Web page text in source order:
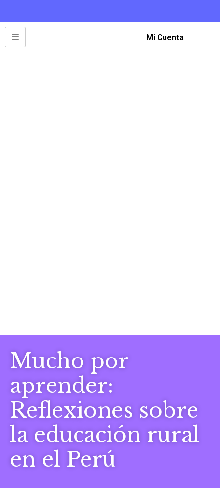
Mi Cuenta
Mucho por
aprender:
Reflexiones sobre
la educación rural
en el Perú